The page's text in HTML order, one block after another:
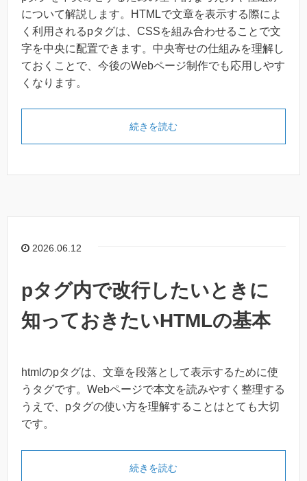
について解説します。HTMLで文章を表示する際によ
く利用されるpタグは、CSSを組み合わせることで文
字を中央に配置できます。中央寄せの仕組みを理解し
ておくことで、今後のWebページ制作でも応用しやす
くなります。
続きを読む
2026.06.12
pタグ内で改行したいときに
知っておきたいHTMLの基本
htmlのpタグは、文章を段落として表示するために使
うタグです。Webページで本文を読みやすく整理する
うえで、pタグの使い方を理解することはとても大切
です。
続きを読む